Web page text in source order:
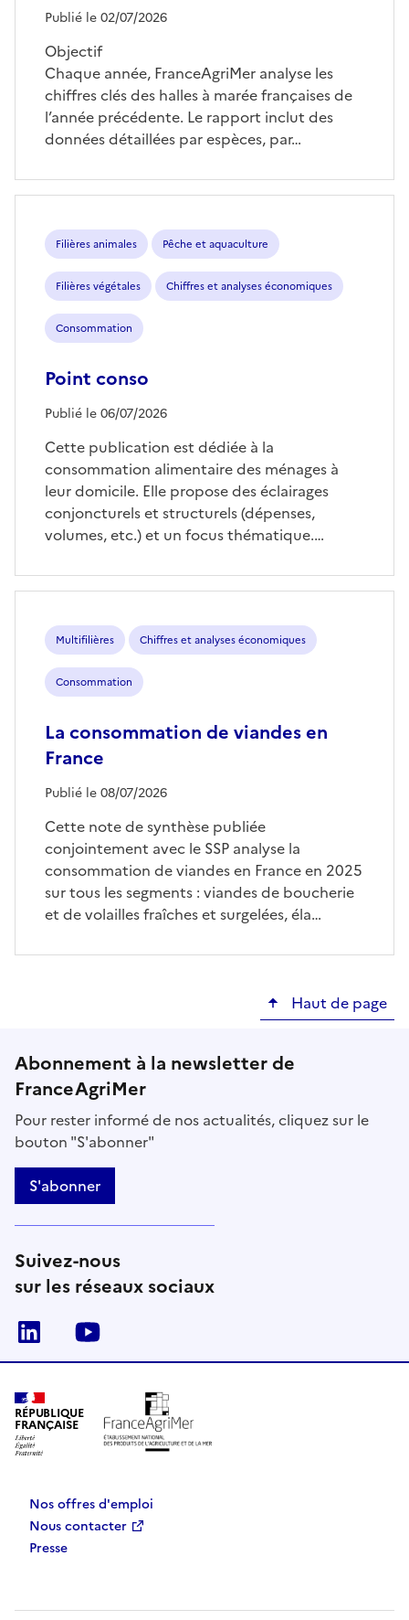
Publié le 02/07/2026
Objectif
Chaque année, FranceAgriMer analyse les
chiffres clés des halles à marée françaises de
l’année précédente. Le rapport inclut des
données détaillées par espèces, par…
Filières animales Pêche et aquaculture
Filières végétales Chiffres et analyses économiques
Consommation
Point conso
Publié le 06/07/2026
Cette publication est dédiée à la
consommation alimentaire des ménages à
leur domicile. Elle propose des éclairages
conjoncturels et structurels (dépenses,
volumes, etc.) et un focus thématique.…
Multifilières Chiffres et analyses économiques
Consommation
La consommation de viandes en
France
Publié le 08/07/2026
Cette note de synthèse publiée
conjointement avec le SSP analyse la
consommation de viandes en France en 2025
sur tous les segments : viandes de boucherie
et de volailles fraîches et surgelées, éla…
Haut de page
Abonnement à la newsletter de
FranceAgriMer
Pour rester informé de nos actualités, cliquez sur le
bouton "S'abonner"
S'abonner
Suivez-nous
sur les réseaux sociaux
Linkedin
RÉPUBLIQUE
FRANÇAISE
Nos offres d'emploi
Nous contacter
Presse